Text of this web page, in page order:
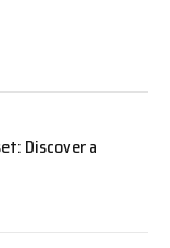
Discover a